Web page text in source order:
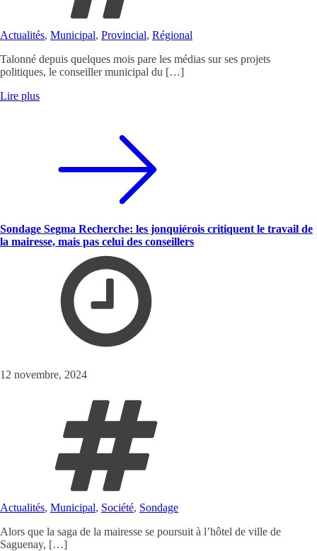
Actualités, Municipal, Provincial, Régional
Talonné depuis quelques mois pare les médias sur ses projets
politiques, le conseiller municipal du […]
Lire plus
Sondage Segma Recherche: les jonquiérois critiquent le travail de
la mairesse, mais pas celui des conseillers
12 novembre, 2024
Actualités, Municipal, Société, Sondage
Alors que la saga de la mairesse se poursuit à l’hôtel de ville de
Saguenay, […]